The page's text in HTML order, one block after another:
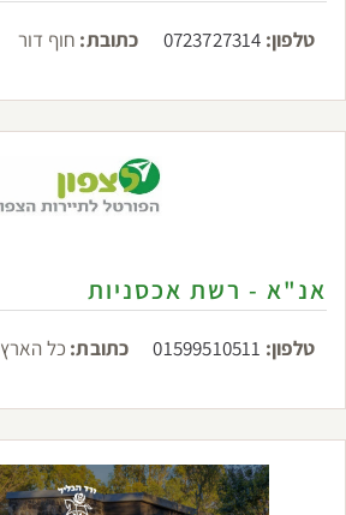
טלפון: 0723727314 כתובת: חוף דור
אנ"א - רשת אכסניות
טלפון: 01599510511 כתובת: כל הארץ